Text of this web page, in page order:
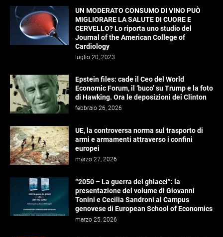
UN MODERATO CONSUMO DI VINO PUÒ
MIGLIORARE LA SALUTE DI CUORE E
CERVELLO? Lo riporta uno studio del
Journal of the American College of
Cardiology
luglio 20, 2023
Epstein files: cade il Ceo del World
Economic Forum, il ‘buco’ su Trump e la foto
di Hawking. Ora le deposizioni dei Clinton
febbraio 26, 2026
UE, la controversa norma sul trasporto di
armi e armamenti attraverso i confini
europei
marzo 27, 2026
“2050 – La guerra dei ghiacci”: la
presentazione del volume di Giovanni
Tonini e Cecilia Sandroni al Campus
genovese di European School of Economics
marzo 25, 2026